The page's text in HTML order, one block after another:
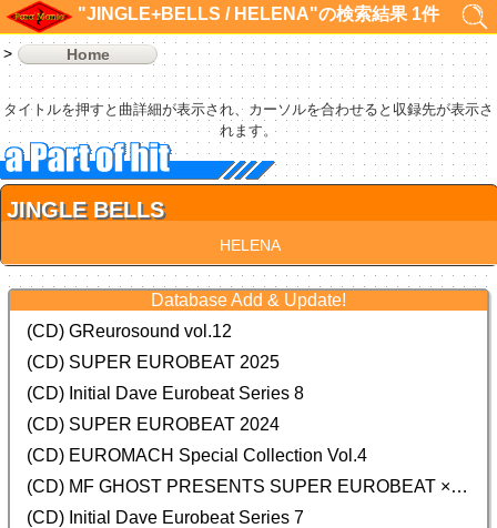
"JINGLE+BELLS / HELENA"の検索結果 1件
Home
タイトルを押すと曲詳細が表示され、カーソルを合わせると収録先が表示さ
れます。
JINGLE BELLS
HELENA
Database Add & Update!
(CD) GReurosound vol.12
(CD) SUPER EUROBEAT 2025
(CD) Initial Dave Eurobeat Series 8
(CD) SUPER EUROBEAT 2024
(CD) EUROMACH Special Collection Vol.4
(CD) MF GHOST PRESENTS SUPER EUROBEAT × ORIGINAL SOUNDTRACK NEW COLLECTION
(CD) Initial Dave Eurobeat Series 7